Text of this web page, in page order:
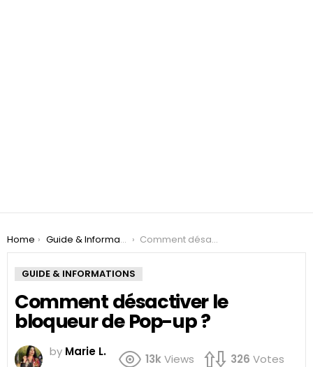
You are here:
Home Guide & Informations Comment désactiver le bloqueur de Pop-up ?
GUIDE & INFORMATIONS
Comment désactiver le
bloqueur de Pop-up ?
by Marie L.
13kViews 326 Votes